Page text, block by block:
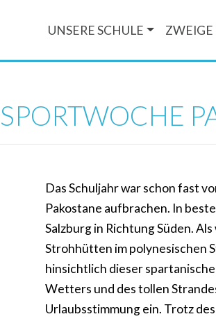
UNSERE SCHULE ZWEIGE
SPORTWOCHE
Das Schuljahr war schon fast
Pakostane aufbrachen. In
Salzburg in Richtung Süden.
Strohhütten im polynesischen
hinsichtlich dieser
Wetters und des tollen
Urlaubsstimmung ein. Trotz